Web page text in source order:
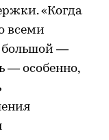
«Когда
всеми
большой —
— особенно,